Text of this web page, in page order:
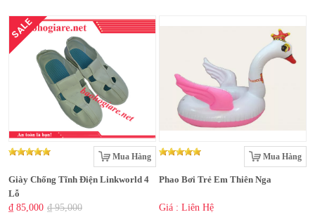
SALE
Mua Hàng
Giày Chống Tĩnh Điện Linkworld 4
Lỗ
₫ 85,000 ₫ 95,000
Mua Hàng
Phao Bơi Trẻ Em Thiên Nga
Giá : Liên Hệ